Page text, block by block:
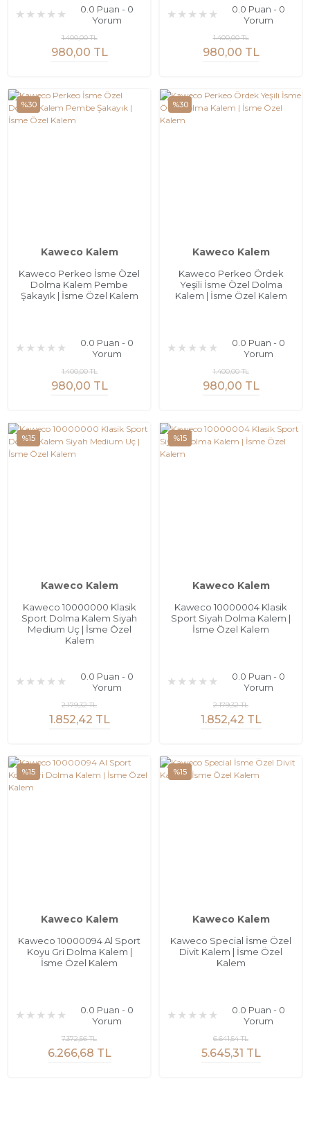
0.0 Puan - 0
Yorum
980,00 TL
1.400,00 TL
0.0 Puan - 0
Yorum
980,00 TL
1.400,00 TL
%30
Kaweco Kalem
Kaweco Perkeo İsme Özel
Dolma Kalem Pembe
Şakayık | İsme Özel Kalem
0.0 Puan - 0
Yorum
980,00 TL
1.400,00 TL
%30
Kaweco Kalem
Kaweco Perkeo Ördek
Yeşili İsme Özel Dolma
Kalem | İsme Özel Kalem
0.0 Puan - 0
Yorum
980,00 TL
1.400,00 TL
%15
Kaweco Kalem
Kaweco 10000000 Klasik
Sport Dolma Kalem Siyah
Medium Uç | İsme Özel
Kalem
0.0 Puan - 0
Yorum
1.852,42 TL
2.179,32 TL
%15
Kaweco Kalem
Kaweco 10000004 Klasik
Sport Siyah Dolma Kalem |
İsme Özel Kalem
0.0 Puan - 0
Yorum
1.852,42 TL
2.179,32 TL
%15
Kaweco Kalem
Kaweco 10000094 Al Sport
Koyu Gri Dolma Kalem |
İsme Özel Kalem
0.0 Puan - 0
Yorum
6.266,68 TL
7.372,56 TL
%15
Kaweco Kalem
Kaweco Special İsme Özel
Divit Kalem | İsme Özel
Kalem
0.0 Puan - 0
Yorum
5.645,31 TL
6.641,54 TL